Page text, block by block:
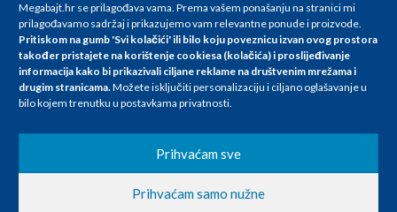
Megabajt.hr se prilagođava vama. Prema vašem ponašanju na stranici mi
prilagođavamo sadržaj i prikazujemo vam relevantne ponude i proizvode.
Pritiskom na gumb 'Svi kolačići' ili bilo koju poveznicu izvan ovog prostora
također pristajete na korištenje cookiesa (kolačića) i proslijeđivanje
informacija kako bi prikazivali ciljane reklame na društvenim mrežama i
drugim stranicama.Možete isključiti personalizaciju i ciljano oglašavanje u
bilo kojem trenutku u postavkama privatnosti.
Prihvaćam sve
Prihvaćam samo nužne
Za artikle kojih trenutno nema u ponudi obratite nam se na
info@megabajt.hr. Sve cijene su informativnog karaktera i podložne su
promjenama, a
iskazane su za avansno plaćanje(gotovina) u Eurima i uključuju PDV. Sve
se razlikovati od cijena u našim poslovnicama. Trudimo se dati što bolji
i točniji opis i sliku. Unatoč tome, ne možemo garantirati da su svi
nastale u opisu proizvoda, greške prilikom štampanja te promjene